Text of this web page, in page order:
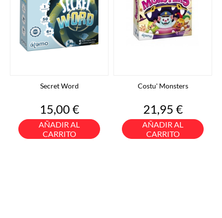
Secret Word
Precio
15,00 €
AÑADIR AL
CARRITO
Costu' Monsters
Precio
21,95 €
AÑADIR AL
CARRITO